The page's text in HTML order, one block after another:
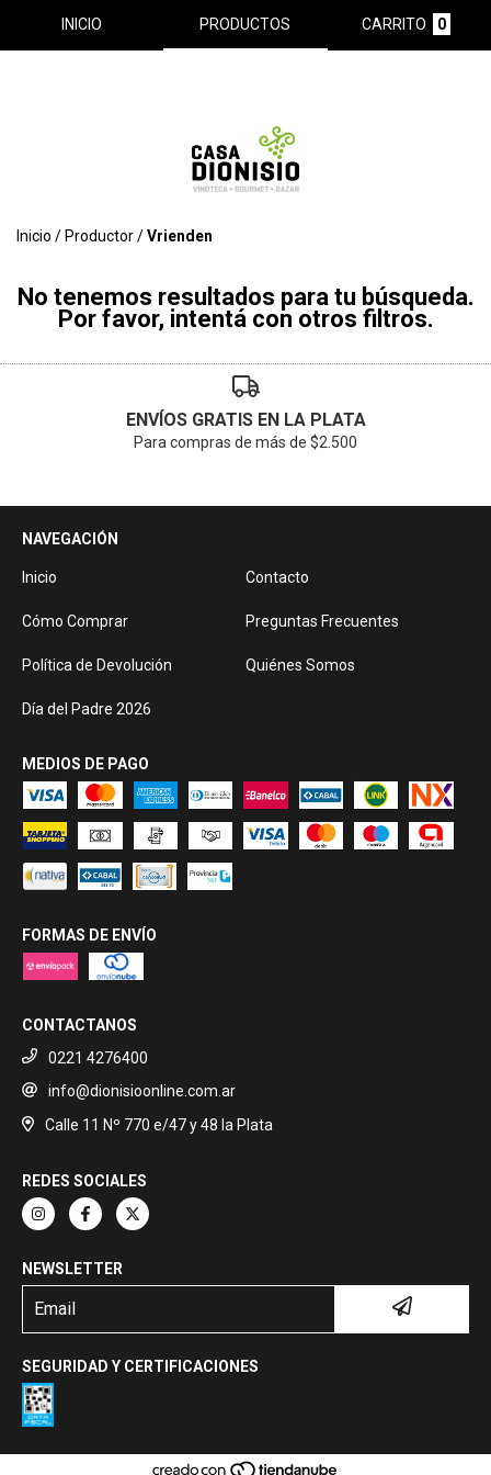
INICIO PRODUCTOS CARRITO 0
Inicio / Productor/Vrienden
No tenemos resultados para tu búsqueda.
Por favor, intentá con otros filtros.
ENVÍOS GRATIS EN LA PLATA
Para compras de más de $2.500
NAVEGACIÓN
Inicio Contacto
Cómo Comprar Preguntas Frecuentes
Política de Devolución Quiénes Somos
Día del Padre 2026
MEDIOS DE PAGO
FORMAS DE ENVÍO
CONTACTANOS
0221 4276400
info@dionisioonline.com.ar
Calle 11 Nº 770 e/47 y 48 la Plata
REDES SOCIALES
NEWSLETTER
SEGURIDAD Y CERTIFICACIONES